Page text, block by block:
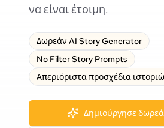
να είναι έτοιμη.
Δωρεάν AI Story Generator
No Filter Story Prompts
Απεριόριστα προσχέδια
Δημιούργησε